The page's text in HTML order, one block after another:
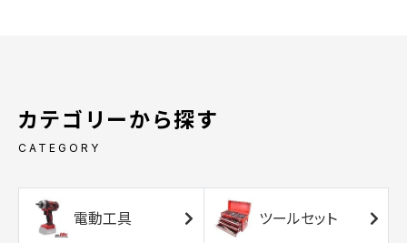
カテゴリーから探す
CATEGORY
電動工具 ツールセット